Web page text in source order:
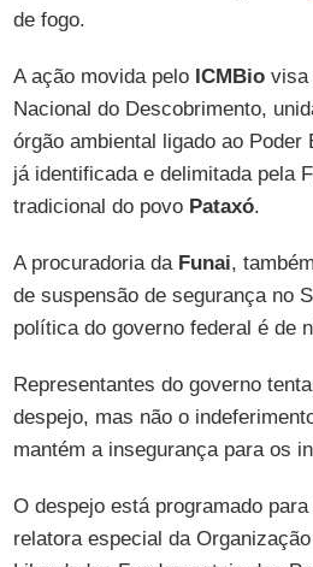
de fogo.
A ação movida pelo ICMBiovisa
Nacional do Descobrimento,
órgão ambiental ligado ao
já identificada e delimitada pela
tradicional do povo Pataxó.
A procuradoria da Funai,
de suspensão de segurança no
política do governo federal é de
Representantes do governo
despejo, mas não o
mantém a insegurança para os
O despejo está programado
relatora especial da